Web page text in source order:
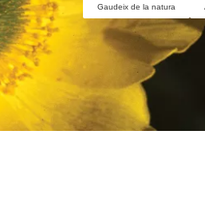
Gaudeix de la natura